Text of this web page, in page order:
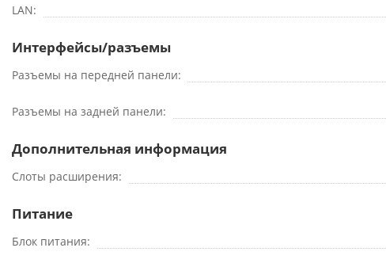
LAN
Интерфейсы/разъемы
Разъемы на передней панели
Разъемы на задней панели
Дополнительная информация
Слоты расширения
Питание
Блок питания